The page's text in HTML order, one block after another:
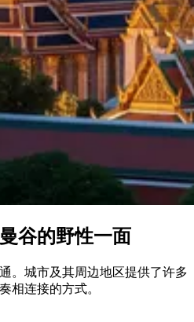
谷的野性一面
。城市及其周边地区提供了许多
相连接的方式。